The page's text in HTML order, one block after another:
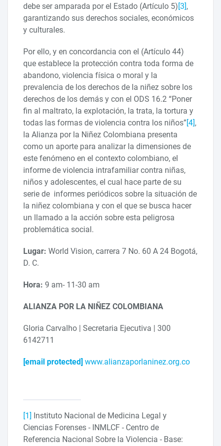
debe ser amparada por el Estado (Artículo 5)[3],
garantizando sus derechos sociales, económicos
y culturales.
Por ello, y en concordancia con el (Artículo 44)
que establece la protección contra toda forma de
abandono, violencia física o moral y la
prevalencia de los derechos de la niñez sobre los
derechos de los demás y con el ODS 16.2 “Poner
fin al maltrato, la explotación, la trata, la tortura y
todas las formas de violencia contra los niños”[4],
la Alianza por la Niñez Colombiana presenta
como un aporte para analizar la dimensiones de
este fenómeno en el contexto colombiano, el
informe de violencia intrafamiliar contra niñas,
niños y adolescentes, el cual hace parte de su
serie de informes periódicos sobre la situación de
la niñez colombiana y con el que se busca hacer
un llamado a la acción sobre esta peligrosa
problemática social.
Lugar: World Vision, carrera 7 No. 60 A 24 Bogotá,
D. C.
Hora: 9 am- 11-30 am
ALIANZA POR LA NIÑEZ COLOMBIANA
Gloria Carvalho | Secretaria Ejecutiva | 300
6142711
[email protected] www.alianzaporlaninez.org.co
[1] Instituto Nacional de Medicina Legal y
Ciencias Forenses - INMLCF - Centro de
Referencia Nacional Sobre la Violencia - Base: